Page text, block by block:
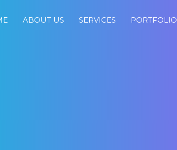
ABOUT US SERVICES PORTFOLIO